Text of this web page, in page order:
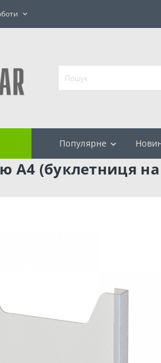
Популярне
(буклетниця на